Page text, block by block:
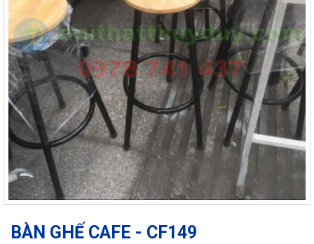
BÀN GHẾ CAFE - CF149